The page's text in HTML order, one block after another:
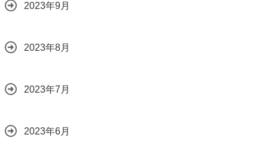
2023年9月
2023年8月
2023年7月
2023年6月